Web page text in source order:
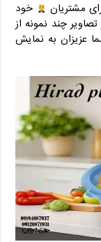
مشتریان
خود
چند نمونه از
عزیزان به نمایش